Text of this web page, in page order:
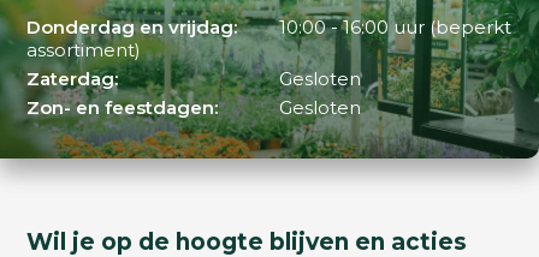
Donderdag en vrijdag:
10:00 - 16:00 uur (beperkt
assortiment)
Zaterdag:
Gesloten
Zon- en feestdagen:
Gesloten
Wil je op de hoogte blijven en acties